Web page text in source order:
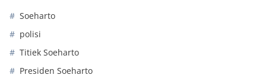
Soeharto
polisi
Titiek Soeharto
Presiden Soeharto